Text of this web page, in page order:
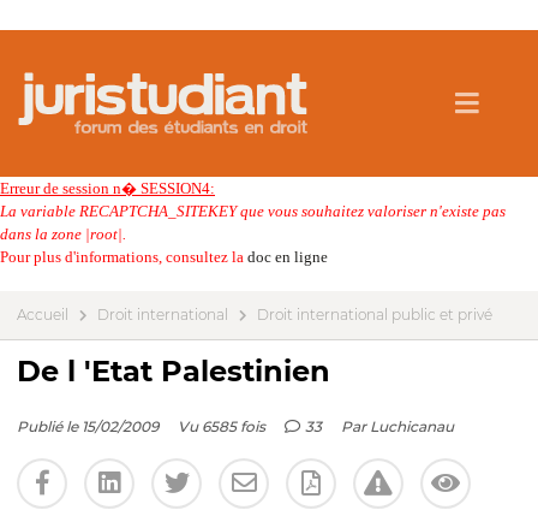
Erreur de session n� SESSION4:
La variable RECAPTCHA_SITEKEY que vous souhaitez valoriser n'existe pas
dans la zone |root|.
Pour plus d'informations, consultez la doc en ligne
Accueil Droit international Droit international public et privé
De l 'Etat Palestinien
Publié le 15/02/2009 Vu 6585 fois 33 Par Luchicanau